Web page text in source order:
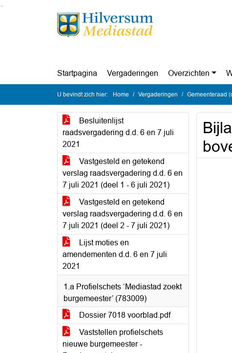
Ga naar de inhoud van deze pagina
Ga naar het zoeken
Ga naar het menu
Startpagina Vergaderingen Overzichten
U bevindt zich hier: Home Vergaderingen Gemeenteraad
Besluitenlijst
raadsvergadering d.d. 6 en 7 juli
2021
Vastgesteld en getekend
verslag raadsvergadering d.d. 6 en
7 juli 2021 (deel 1 - 6 juli 2021)
Vastgesteld en getekend
verslag raadsvergadering d.d. 6 en
7 juli 2021 (deel 2 - 7 juli 2021)
Lijst moties en
amendementen d.d. 6 en 7 juli
2021
1.a Profielschets ‘Mediastad zoekt
burgemeester’ (783009)
Dossier 7018 voorblad.pdf
Vaststellen profielschets
nieuwe burgemeester -